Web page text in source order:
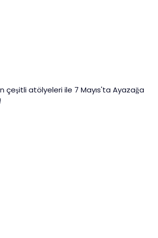
çeşitli atölyeleri ile 7 Mayıs'ta Ayazağa